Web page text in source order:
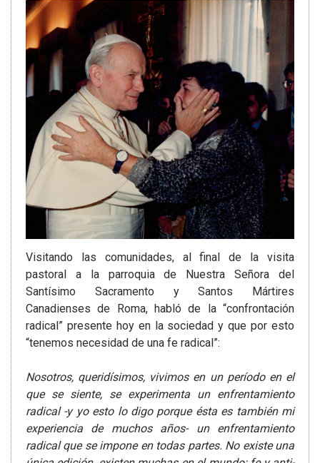
Visitando las comunidades, al final de la visita
pastoral a la parroquia de Nuestra Señora del
Santísimo Sacramento y Santos Mártires
Canadienses de Roma, habló de la “confrontación
radical” presente hoy en la sociedad y que por esto
“tenemos necesidad de una fe radical”:
Nosotros, queridísimos, vivimos en un período en el
que se siente, se experimenta un enfrentamiento
radical -y yo esto lo digo porque ésta es también mi
experiencia de muchos años- un enfrentamiento
radical que se impone en todas partes. No existe una